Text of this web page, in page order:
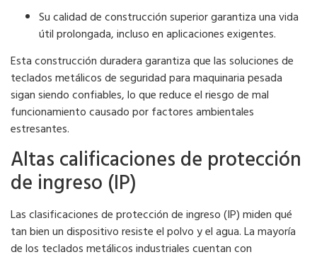
Su calidad de construcción superior garantiza una vida
útil prolongada, incluso en aplicaciones exigentes.
Esta construcción duradera garantiza que las soluciones de
teclados metálicos de seguridad para maquinaria pesada
sigan siendo confiables, lo que reduce el riesgo de mal
funcionamiento causado por factores ambientales
estresantes.
Altas calificaciones de protección
de ingreso (IP)
Las clasificaciones de protección de ingreso (IP) miden qué
tan bien un dispositivo resiste el polvo y el agua. La mayoría
de los teclados metálicos industriales cuentan con